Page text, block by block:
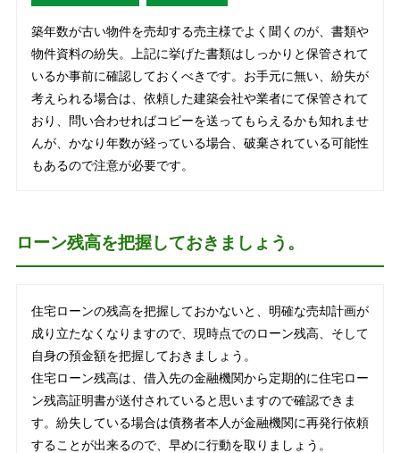
築年数が古い物件を売却する売主様でよく聞くのが、書類や
物件資料の紛失。上記に挙げた書類はしっかりと保管されて
いるか事前に確認しておくべきです。お手元に無い、紛失が
考えられる場合は、依頼した建築会社や業者にて保管されて
おり、問い合わせればコピーを送ってもらえるかも知れませ
んが、かなり年数が経っている場合、破棄されている可能性
もあるので注意が必要です。
ローン残高を把握しておきましょう。
住宅ローンの残高を把握しておかないと、明確な売却計画が
成り立たなくなりますので、現時点でのローン残高、そして
自身の預金額を把握しておきましょう。
住宅ローン残高は、借入先の金融機関から定期的に住宅ロー
ン残高証明書が送付されていると思いますので確認できま
す。紛失している場合は債務者本人が金融機関に再発行依頼
することが出来るので、早めに行動を取りましょう。